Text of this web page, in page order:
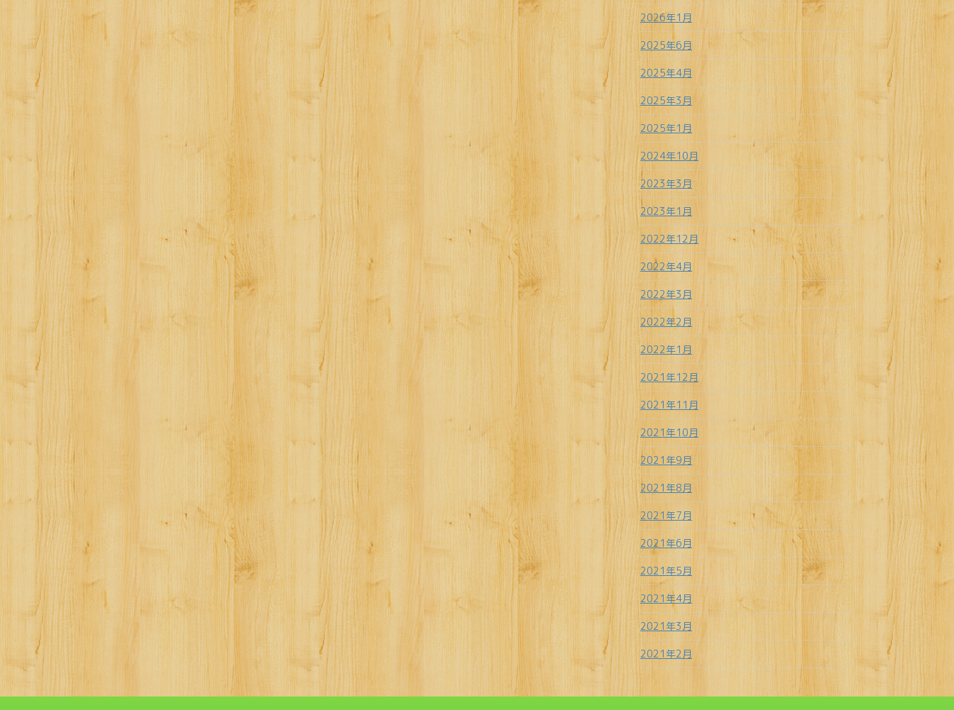
2026年1月
2025年6月
2025年4月
2025年3月
2025年1月
2024年10月
2023年3月
2023年1月
2022年12月
2022年4月
2022年3月
2022年2月
2022年1月
2021年12月
2021年11月
2021年10月
2021年9月
2021年8月
2021年7月
2021年6月
2021年5月
2021年4月
2021年3月
2021年2月